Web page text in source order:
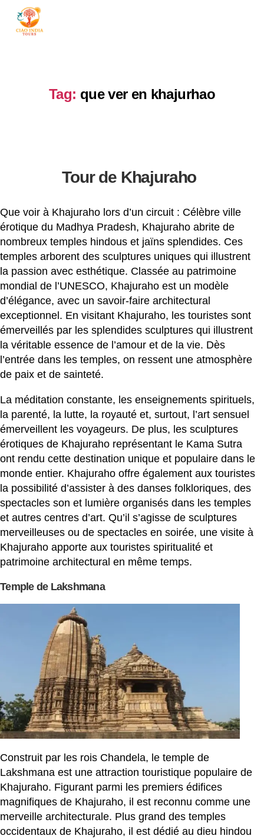
Tag: que ver en khajurhao
Tour de Khajuraho
Que voir à Khajuraho lors d’un circuit : Célèbre ville
érotique du Madhya Pradesh, Khajuraho abrite de
nombreux temples hindous et jaïns splendides. Ces
temples arborent des sculptures uniques qui illustrent
la passion avec esthétique. Classée au patrimoine
mondial de l’UNESCO, Khajuraho est un modèle
d’élégance, avec un savoir-faire architectural
exceptionnel. En visitant Khajuraho, les touristes sont
émerveillés par les splendides sculptures qui illustrent
la véritable essence de l’amour et de la vie. Dès
l’entrée dans les temples, on ressent une atmosphère
de paix et de sainteté.
La méditation constante, les enseignements spirituels,
la parenté, la lutte, la royauté et, surtout, l’art sensuel
émerveillent les voyageurs. De plus, les sculptures
érotiques de Khajuraho représentant le Kama Sutra
ont rendu cette destination unique et populaire dans le
monde entier. Khajuraho offre également aux touristes
la possibilité d’assister à des danses folkloriques, des
spectacles son et lumière organisés dans les temples
et autres centres d’art. Qu’il s’agisse de sculptures
merveilleuses ou de spectacles en soirée, une visite à
Khajuraho apporte aux touristes spiritualité et
patrimoine architectural en même temps.
Temple de Lakshmana
Construit par les rois Chandela, le temple de
Lakshmana est une attraction touristique populaire de
Khajuraho. Figurant parmi les premiers édifices
magnifiques de Khajuraho, il est reconnu comme une
merveille architecturale. Plus grand des temples
occidentaux de Khajuraho, il est dédié au dieu hindou